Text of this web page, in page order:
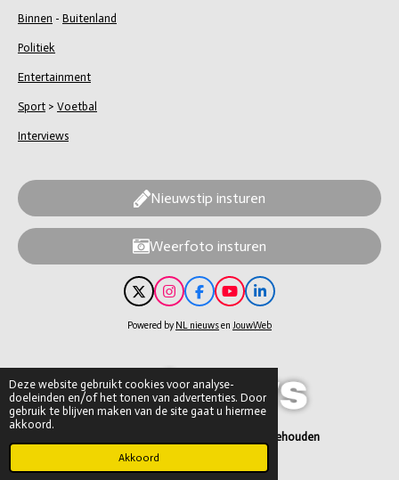
Deze website gebruikt cookies voor analyse-
doeleinden en/of het tonen van advertenties. Door
gebruik te blijven maken van de site gaat u hiermee
akkoord.
Akkoord
Binnen - Buitenland
Politiek
Entertainment
Sport > Voetbal
Interviews
Nieuwstip insturen
Weerfoto insturen
X
I
n
s
a
m
F
a
c
k
Y
o
u
L
i
n
Powered byNL nieuwsen JouwWeb
© 2026 NL nieuws – alle rechten voorbehouden